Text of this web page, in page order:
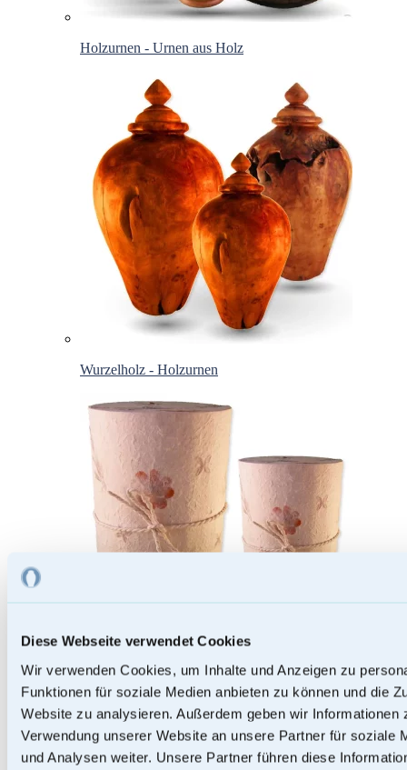
Diese Webseite verwendet Cookies
Wir verwenden Cookies, um Inhalte und Anzeigen zu
Funktionen für soziale Medien anbieten zu können und die
Website zu analysieren. Außerdem geben wir Informationen
Verwendung unserer Website an unsere Partner für soziale
und Analysen weiter. Unsere Partner führen diese
Holzurnen - Urnen aus Holz
Wurzelholz - Holzurnen
Papierurnen